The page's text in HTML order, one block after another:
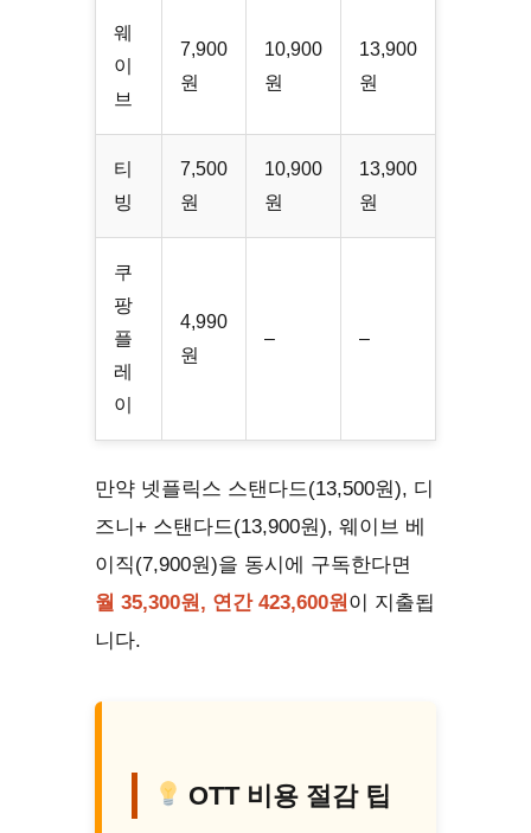
웨
이
브
7,900
원
10,900
원
13,900
원
티
빙
7,500
원
10,900
원
13,900
원
쿠
팡
플
레
이
4,990
원
– –
만약 넷플릭스 스탠다드(13,500원), 디
즈니+ 스탠다드(13,900원), 웨이브 베
이직(7,900원)을 동시에 구독한다면
월 35,300원, 연간 423,600원이 지출됩
니다.
OTT 비용 절감 팁